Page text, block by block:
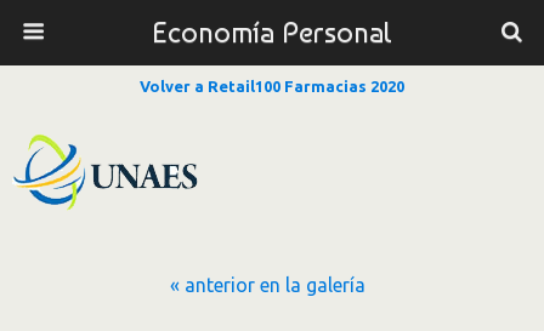
Economía Personal
Volver a Retail100 Farmacias 2020
« anterior en la galería